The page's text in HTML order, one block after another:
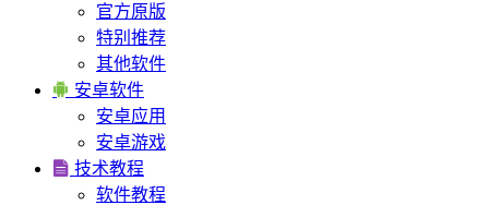
官方原版
特别推荐
其他软件
 安卓软件
安卓应用
安卓游戏
 技术教程
软件教程